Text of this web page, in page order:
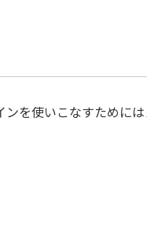
を使いこなすために